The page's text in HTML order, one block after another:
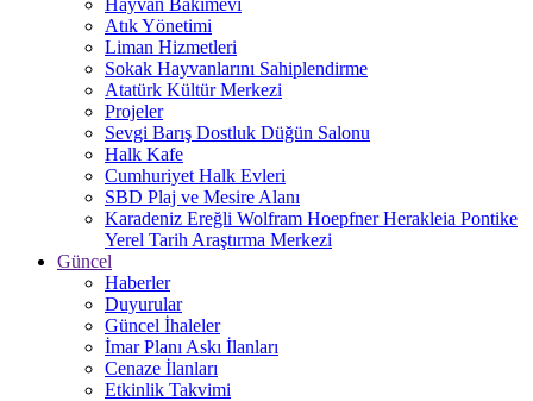
Hayvan Bakımevi
Atık Yönetimi
Liman Hizmetleri
Sokak Hayvanlarını Sahiplendirme
Atatürk Kültür Merkezi
Projeler
Sevgi Barış Dostluk Düğün Salonu
Halk Kafe
Cumhuriyet Halk Evleri
SBD Plaj ve Mesire Alanı
Karadeniz Ereğli Wolfram Hoepfner Herakleia Pontike
Yerel Tarih Araştırma Merkezi
Güncel
Haberler
Duyurular
Güncel İhaleler
İmar Planı Askı İlanları
Cenaze İlanları
Etkinlik Takvimi